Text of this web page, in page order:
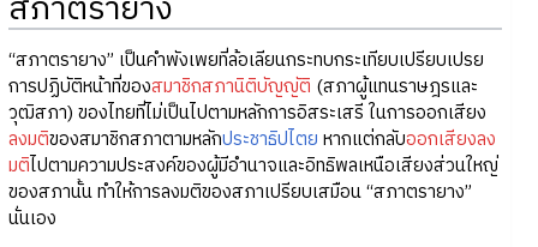
“สภาตรายาง” เป็นคำพังเพยที่ล้อเลียนกระทบกระเทียบเปรียบเปรย
การปฏิบัติหน้าที่ของสมาชิกสภานิติบัญญัติ (สภาผู้แทนราษฎรและ
วุฒิสภา) ของไทยที่ไม่เป็นไปตามหลักการอิสระเสรี ในการออกเสียง
ลงมติของสมาชิกสภาตามหลักประชาธิปไตย หากแต่กลับออกเสียงลง
มติไปตามความประสงค์ของผู้มีอำนาจและอิทธิพลเหนือเสียงส่วนใหญ่
ของสภานั้น ทำให้การลงมติของสภาเปรียบเสมือน “สภาตรายาง”
นั่นเอง